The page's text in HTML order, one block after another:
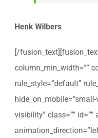
Henk Wilbers
[/
column_min_width=””
rule_style=”default”
visibility” class=”” id=””